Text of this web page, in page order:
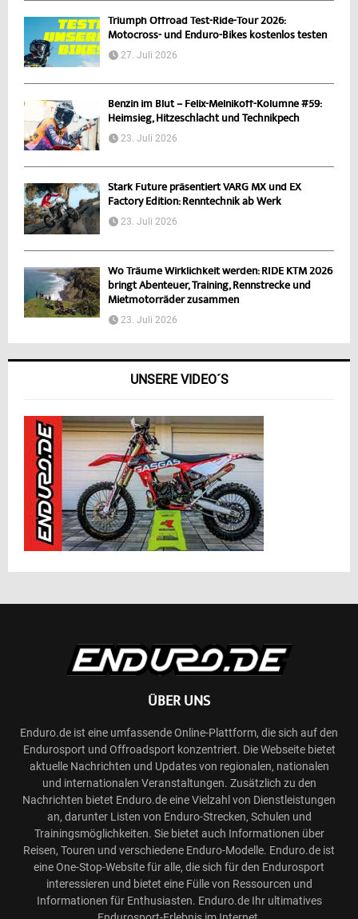
Triumph Offroad Test-Ride-Tour 2026:
Motocross- und Enduro-Bikes kostenlos testen
27. Juli 2026
Benzin im Blut – Felix-Melnikoff-Kolumne #59:
Heimsieg, Hitzeschlacht und Technikpech
23. Juli 2026
Stark Future präsentiert VARG MX und EX
Factory Edition: Renntechnik ab Werk
23. Juli 2026
Wo Träume Wirklichkeit werden: RIDE KTM 2026
bringt Abenteuer, Training, Rennstrecke und
Mietmotorräder zusammen
23. Juli 2026
UNSERE VIDEO´S
ÜBER UNS
Enduro.de ist eine umfassende Online-Plattform, die sich auf den
Endurosport und Offroadsport konzentriert. Die Webseite bietet
aktuelle Nachrichten und Updates von regionalen, nationalen
und internationalen Veranstaltungen. Zusätzlich zu den
Nachrichten bietet Enduro.de eine Vielzahl von Dienstleistungen
an, darunter Listen von Enduro-Strecken, Schulen und
Trainingsmöglichkeiten. Sie bietet auch Informationen über
Reisen, Touren und verschiedene Enduro-Modelle. Enduro.de ist
eine One-Stop-Website für alle, die sich für den Endurosport
interessieren und bietet eine Fülle von Ressourcen und
Informationen für Enthusiasten. Enduro.de Ihr ultimatives